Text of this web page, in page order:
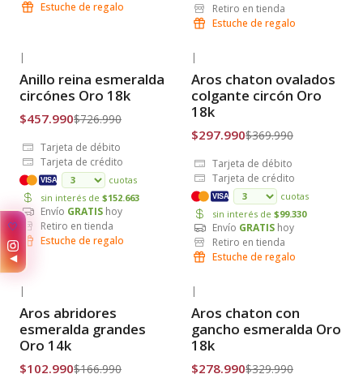
Estuche de regalo
Retiro en tienda
Estuche de regalo
Envío Gratis
|
Anillo reina esmeralda
circónes Oro 18k
$457.990$726.990
Tarjeta de débito
Tarjeta de crédito
VISA
cuotas
sin interés de $152.663
Envío GRATIS hoy
Retiro en tienda
Estuche de regalo
Envío Gratis
|
Aros chaton ovalados
colgante circón Oro
18k
$297.990$369.990
Tarjeta de débito
Tarjeta de crédito
VISA
cuotas
sin interés de $99.330
Envío GRATIS hoy
Retiro en tienda
Estuche de regalo
Envío Gratis
|
Aros abridores
esmeralda grandes
Oro 14k
$102.990$166.990
Envío Gratis
|
Aros chaton con
gancho esmeralda Oro
18k
$278.990$329.990
✨
◀